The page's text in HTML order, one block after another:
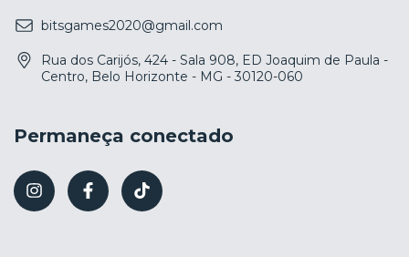
bitsgames2020@gmail.com
Rua dos Carijós, 424 - Sala 908, ED Joaquim de Paula -
Centro, Belo Horizonte - MG - 30120-060
Permaneça conectado